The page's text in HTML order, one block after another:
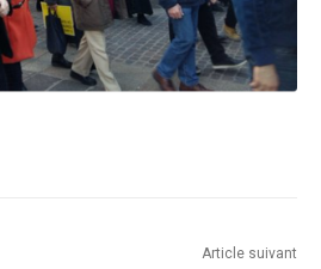
Article suivant